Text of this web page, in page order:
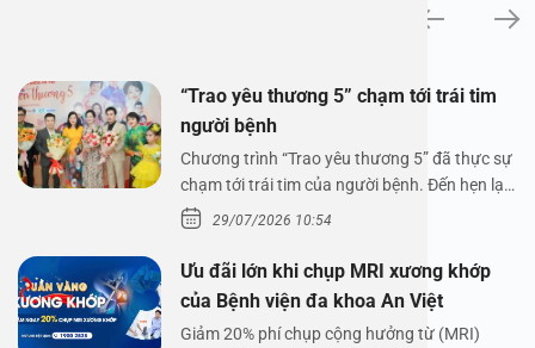
“Trao yêu thương 5” chạm tới trái tim
người bệnh
Chương trình “Trao yêu thương 5” đã thực sự
chạm tới trái tim của người bệnh. Đến hẹn lại
lên,…29/07/2026 10:54
Ưu đãi lớn khi chụp MRI xương khớp
của Bệnh viện đa khoa An Việt
Giảm 20% phí chụp cộng hưởng từ (MRI)